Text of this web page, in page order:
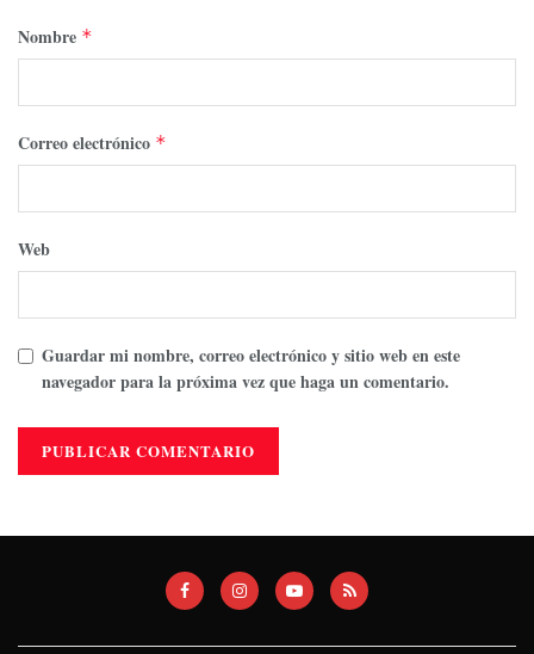
Nombre *
Correo electrónico *
Web
Guardar mi nombre, correo electrónico y sitio web en este
navegador para la próxima vez que haga un comentario.